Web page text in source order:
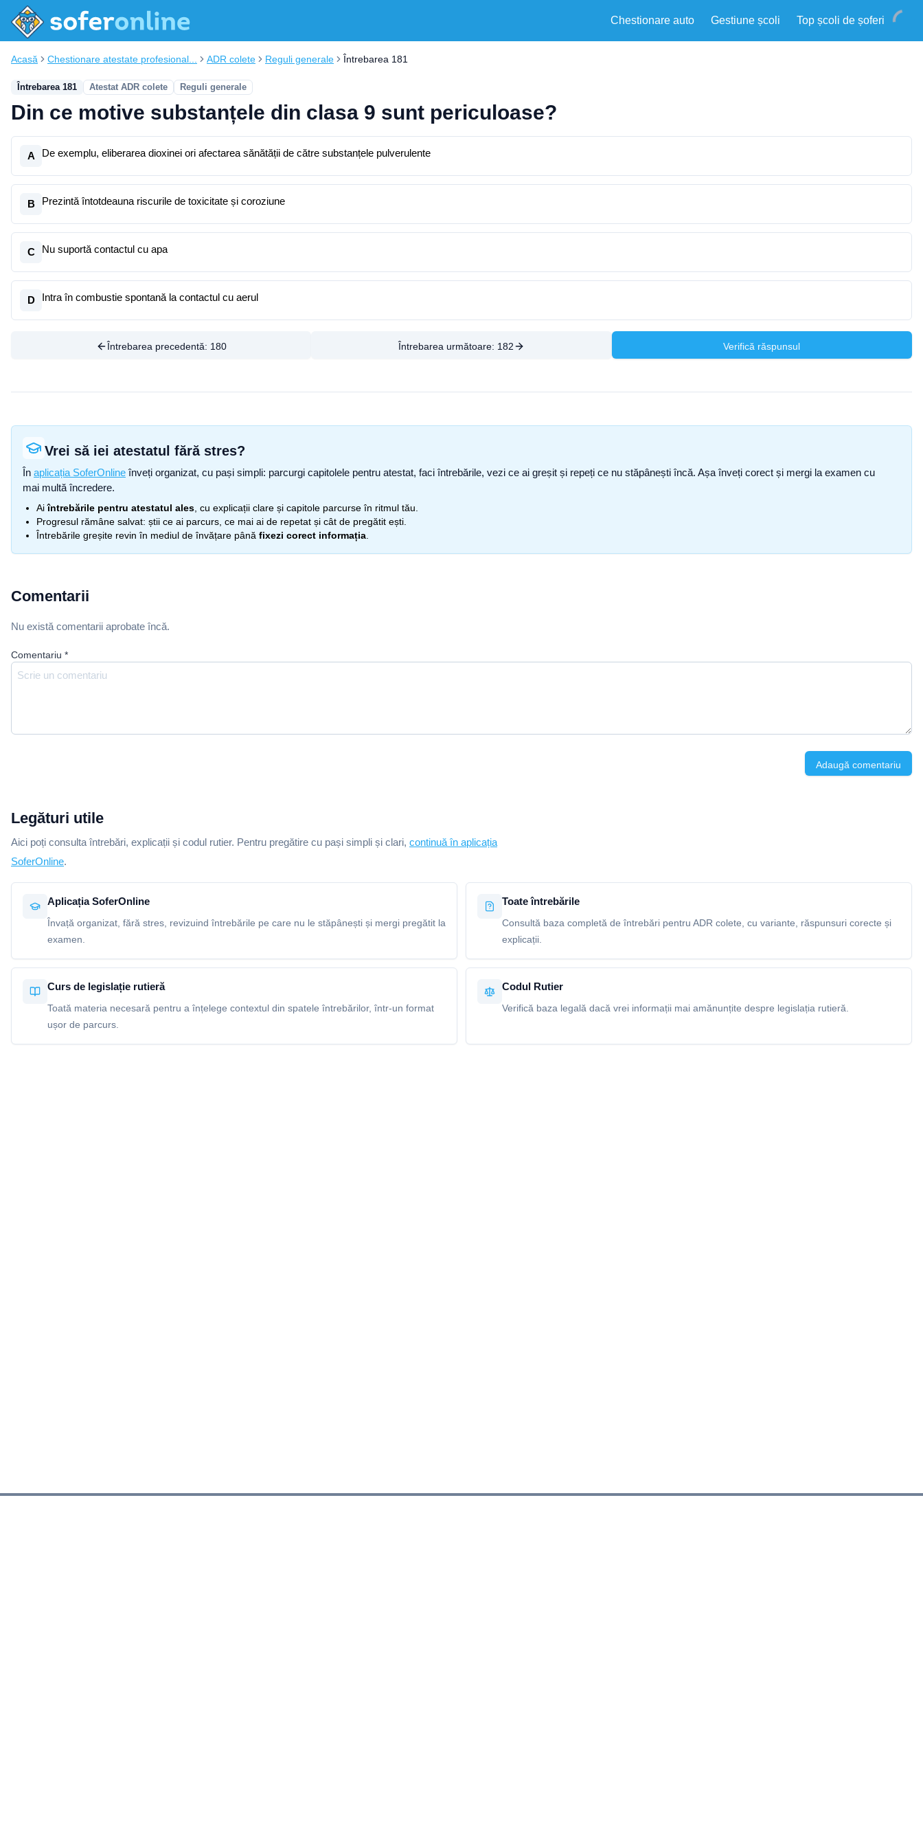
Chestionare auto Gestiune școli Top școli de șoferi
Acasă Chestionare atestate profesional... ADR colete Reguli generale Întrebarea 181
Întrebarea 181 Atestat ADR colete Reguli generale
Din ce motive substanțele din clasa 9 sunt periculoase?
A De exemplu, eliberarea dioxinei ori afectarea sănătății de către substanțele pulverulente
B Prezintă întotdeauna riscurile de toxicitate și coroziune
C Nu suportă contactul cu apa
D Intra în combustie spontană la contactul cu aerul
Întrebarea precedentă: 180 Întrebarea următoare: 182 Verifică răspunsul
Vrei să iei atestatul fără stres?
În aplicația SoferOnline înveți organizat, cu pași simpli: parcurgi capitolele pentru atestat, faci întrebările, vezi ce ai greșit și repeți ce nu stăpânești încă. Așa înveți corect și mergi la examen cu
mai multă încredere.
Aiîntrebările pentru atestatul ales , cu explicații clare și capitole parcurse în ritmul tău.
Progresul rămâne salvat: știi ce ai parcurs, ce mai ai de repetat și cât de pregătit ești.
Întrebările greșite revin în mediul de învățare până fixezi corect informația
Comentarii
Nu există comentarii aprobate încă.
Comentariu *
Adaugă comentariu
Legături utile
Aici poți consulta întrebări, explicații și codul rutier. Pentru pregătire cu pași simpli și clari, continuă în aplicația
SoferOnline.
Aplicația SoferOnline
Învață organizat, fără stres, revizuind întrebările pe care nu le stăpânești și mergi pregătit la
examen.
Toate întrebările
Consultă baza completă de întrebări pentru ADR colete, cu variante, răspunsuri corecte și
explicații.
Curs de legislație rutieră
Toată materia necesară pentru a înțelege contextul din spatele întrebărilor, într-un format
ușor de parcurs.
Codul Rutier
Verifică baza legală dacă vrei informații mai amănunțite despre legislația rutieră.